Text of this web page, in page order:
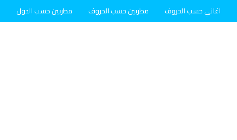
اغاني حسب الحروف مطربين حسب الحروف مطربين حسب الدول